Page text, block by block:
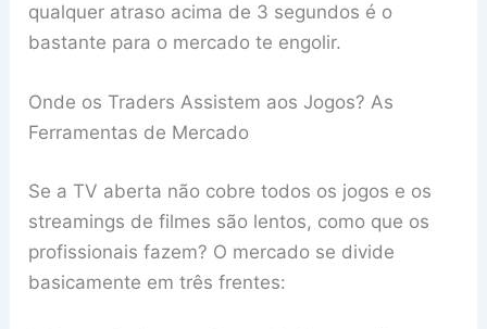
qualquer atraso acima de 3 segundos é o
bastante para o mercado te engolir.
Onde os Traders Assistem aos Jogos? As
Ferramentas de Mercado
Se a TV aberta não cobre todos os jogos e os
streamings de filmes são lentos, como que os
profissionais fazem? O mercado se divide
basicamente em três frentes: